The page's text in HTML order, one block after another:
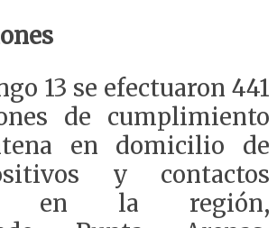
13 se efectuaron 441
de cumplimiento
en domicilio de
y contactos
en la región,